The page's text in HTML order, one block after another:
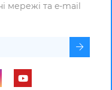
мережі та e-mail